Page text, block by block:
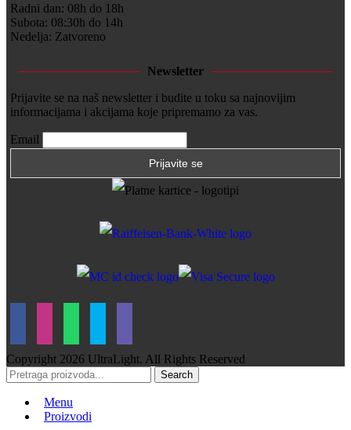
Radni dan: 08h do 18h
Subota: 08:30h do 14h
Nedelja: Zatvoreno
Newsletter
Prijavite se na naš newsletter i budite u toku sa najnovijim
informacijama i akcijama koje pripremamo za vas.
Email
Copyright 2026 UltraLight. All Rights Reserved
Search
Menu
Proizvodi